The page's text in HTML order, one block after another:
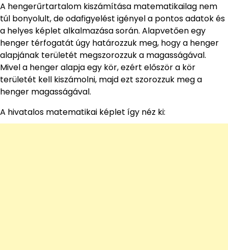
A hengerűrtartalom kiszámítása matematikailag nem
túl bonyolult, de odafigyelést igényel a pontos adatok és
a helyes képlet alkalmazása során. Alapvetően egy
henger térfogatát úgy határozzuk meg, hogy a henger
alapjának területét megszorozzuk a magasságával.
Mivel a henger alapja egy kör, ezért először a kör
területét kell kiszámolni, majd ezt szorozzuk meg a
henger magasságával.
A hivatalos matematikai képlet így néz ki: